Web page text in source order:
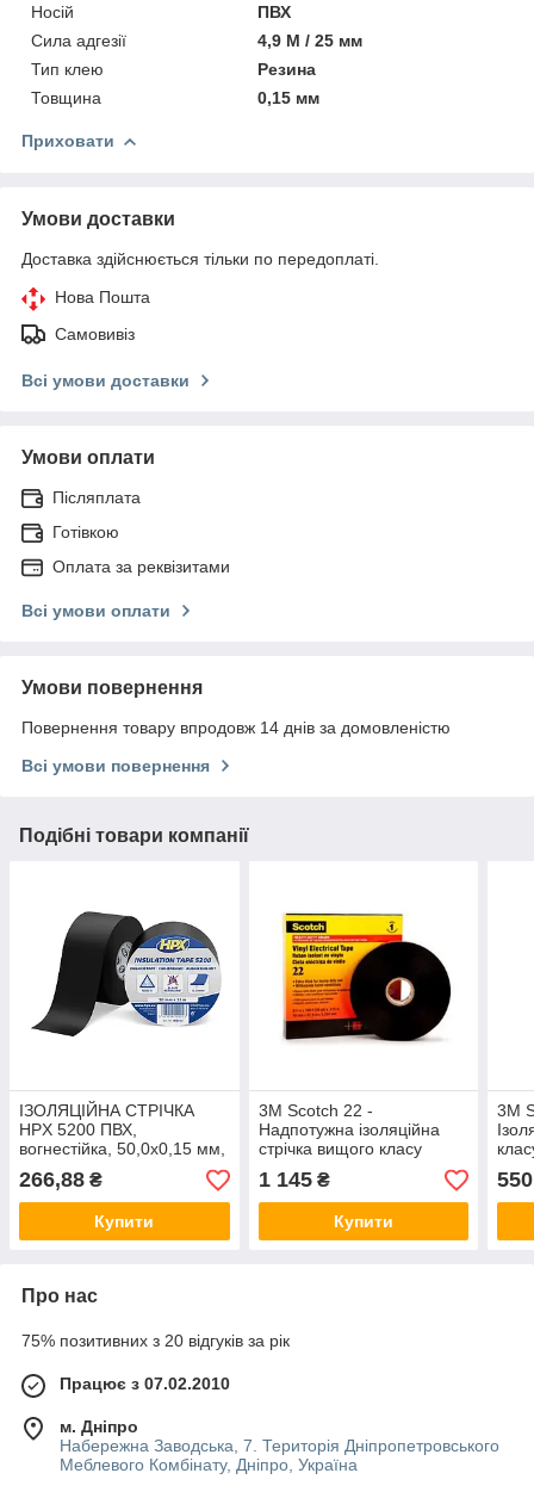
Носій
ПВХ
Сила адгезії
4,9 М / 25 мм
Тип клею
Резина
Товщина
0,15 мм
Приховати
Умови доставки
Доставка здійснюється тільки по передоплаті.
Нова Пошта
Самовивіз
Всі умови доставки
Умови оплати
Післяплата
Готівкою
Оплата за реквізитами
Всі умови оплати
Умови повернення
Повернення товару впродовж 14 днів за домовленістю
Всі умови повернення
Подібні товари компанії
ІЗОЛЯЦІЙНА СТРІЧКА
HPX 5200 ПВХ,
вогнестійка, 50,0х0,15 мм,
рулон 33 м, чорний
266,88 ₴
Купити
3M Scotch 22 -
Надпотужна ізоляційна
стрічка вищого класу
38,0х0,25 мм, рулон 33 м
1 145₴
Купити
3M
550
Про нас
75% позитивних з 20 відгуків за рік
Працює з 07.02.2010
м. Дніпро
Набережна Заводська, 7. Територія Дніпропетровського
Меблевого Комбінату, Дніпро, Україна